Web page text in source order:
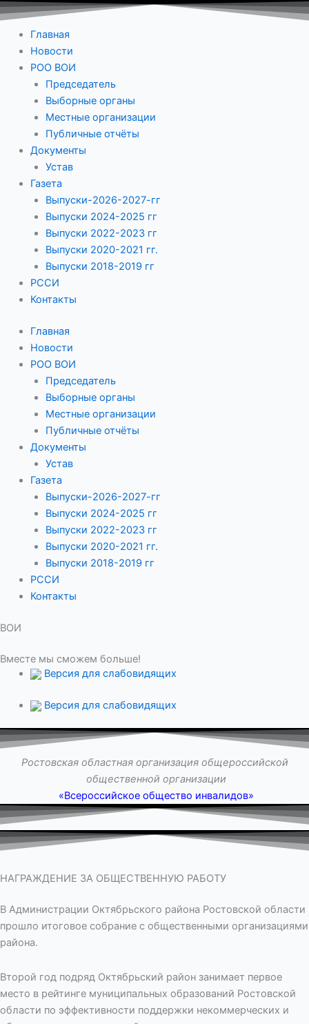
Главная
Новости
РОО ВОИ
Председатель
Выборные органы
Местные организации
Публичные отчёты
Документы
Устав
Газета
Выпуски-2026-2027-гг
Выпуски 2024-2025 гг
Выпуски 2022-2023 гг
Выпуски 2020-2021 гг.
Выпуски 2018-2019 гг
РССИ
Контакты
Главная
Новости
РОО ВОИ
Председатель
Выборные органы
Местные организации
Публичные отчёты
Документы
Устав
Газета
Выпуски-2026-2027-гг
Выпуски 2024-2025 гг
Выпуски 2022-2023 гг
Выпуски 2020-2021 гг.
Выпуски 2018-2019 гг
РССИ
Контакты
ВОИ
Вместе мы сможем больше!
Версия для слабовидящих
Версия для слабовидящих
Ростовская областная организация общероссийской
общественной организации
«Всероссийское общество инвалидов»
НАГРАЖДЕНИЕ ЗА ОБЩЕСТВЕННУЮ РАБОТУ
В Администрации Октябрьского района Ростовской области
прошло итоговое собрание с общественными организациями
района.
Второй год подряд Октябрьский район занимает первое
место в рейтинге муниципальных образований Ростовской
области по эффективности поддержки некоммерческих и